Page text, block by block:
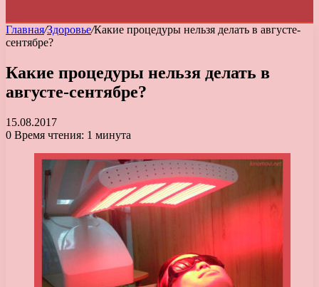
Главная/Здоровье/Какие процедуры нельзя делать в августе-
сентябре?
Какие процедуры нельзя делать в
августе-сентябре?
15.08.2017
0 Время чтения: 1 минута